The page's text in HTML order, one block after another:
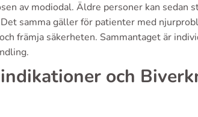
av modiodal. Äldre personer kan sedan
samma gäller för patienter med
främja säkerheten. Sammantaget är
och